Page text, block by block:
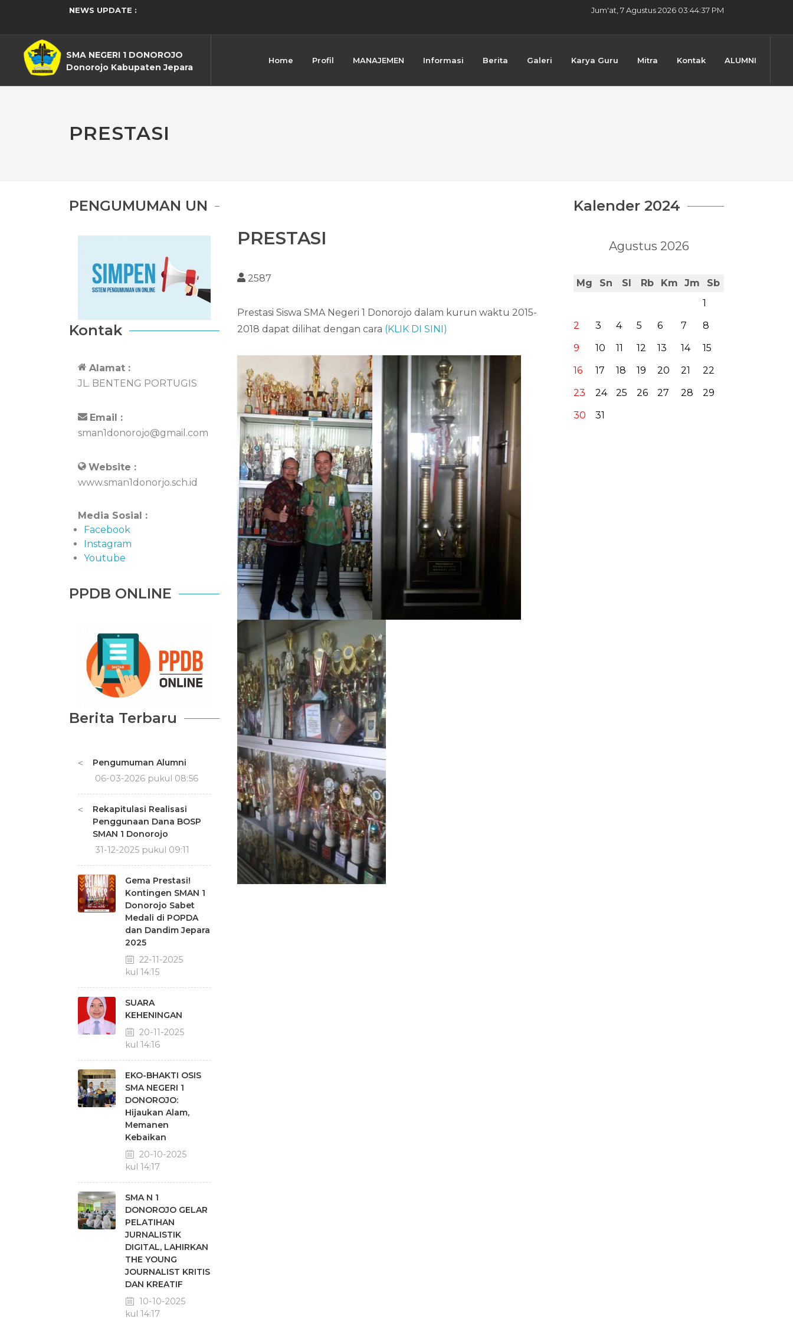
NEWS UPDATE :
Kapolsek Donorojo Ajak Siswa Wujudkan Sekolah Aman, Tertib, ...
Laporan keuangan dana BOS SMA NEGERI 1 Donorojo periode 01 J...
KONSEP BIRRUL WALIDAIN DALAM KITAB AKHLAQUL LIL BANIN KARYA ...
Jum'at, 7 Agustus 2026 03:44:38 PM
SMA NEGERI 1 DONOROJO
Donorojo Kabupaten Jepara
Home Profil MANAJEMEN Informasi Berita Galeri Karya Guru Mitra Kontak ALUMNI
PRESTASI
PENGUMUMAN UN
Kontak
Alamat :
JL. BENTENG PORTUGIS
Email :
sman1donorojo@gmail.com
Website :
www.sman1donorjo.sch.id
Media Sosial :
Facebook
Instagram
Youtube
PPDB ONLINE
Berita Terbaru
<
Pengumuman Alumni
06-03-2026 pukul 08:56
<
Rekapitulasi Realisasi
Penggunaan Dana BOSP
SMAN 1 Donorojo
31-12-2025 pukul 09:11
Gema Prestasi!
Kontingen SMAN 1
Donorojo Sabet
Medali di POPDA
dan Dandim Jepara
2025
22-11-2025
pukul 14:15
SUARA
KEHENINGAN
20-11-2025
pukul 14:16
EKO-BHAKTI OSIS
SMA NEGERI 1
DONOROJO:
Hijaukan Alam,
Memanen
Kebaikan
20-10-2025
pukul 14:17
SMA N 1
DONOROJO GELAR
PELATIHAN
JURNALISTIK
DIGITAL, LAHIRKAN
THE YOUNG
JOURNALIST KRITIS
DAN KREATIF
10-10-2025
pukul 14:17
PRESTASI
2587
Prestasi Siswa SMA Negeri 1 Donorojo dalam kurun waktu 2015-
2018 dapat dilihat dengan cara (KLIK DI SINI)
Kalender 2024
Agustus 2026
Mg Sn Sl Rb Km Jm
Sb
1
2
3 4 5 6 7
8
9
10 11 12 13 14
15
16
17 18 19 20 21
22
23
24 25 26 27 28
29
30
31